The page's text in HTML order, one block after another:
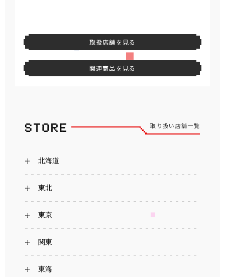
取扱店舗を見る
関連商品を見る
取り扱い店舗一覧
北海道
東北
東京
関東
東海